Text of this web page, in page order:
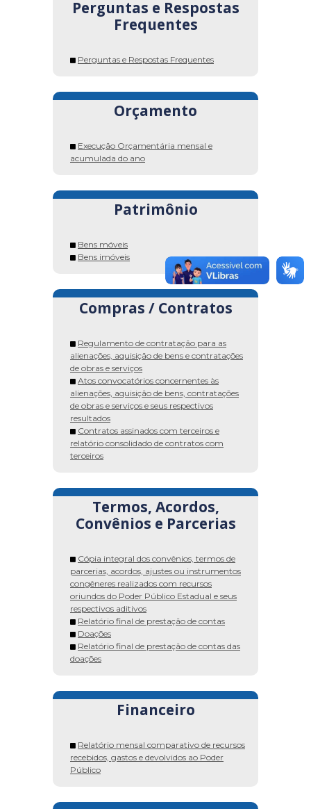
Perguntas e Respostas
Frequentes
Perguntas e Respostas Frequentes
Orçamento
Execução Orçamentária mensal e
acumulada do ano
Patrimônio
Bens móveis
Bens imóveis
Compras / Contratos
Regulamento de contratação para as
alienações, aquisição de bens e contratações
de obras e serviços
Atos convocatórios concernentes às
alienações, aquisição de bens, contratações
de obras e serviços e seus respectivos
resultados
Contratos assinados com terceiros e
relatório consolidado de contratos com
terceiros
Termos, Acordos,
Convênios e Parcerias
Cópia integral dos convênios, termos de
parcerias, acordos, ajustes ou instrumentos
congêneres realizados com recursos
oriundos do Poder Público Estadual e seus
respectivos aditivos
Relatório final de prestação de contas
Doações
Relatório final de prestação de contas das
doações
Financeiro
Relatório mensal comparativo de recursos
recebidos, gastos e devolvidos ao Poder
Público